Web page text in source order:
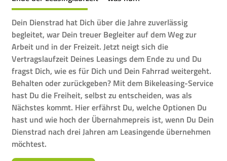
Dein Dienstrad hat Dich über die Jahre zuverlässig
begleitet, war Dein treuer Begleiter auf dem Weg zur
Arbeit und in der Freizeit. Jetzt neigt sich die
Vertragslaufzeit Deines Leasings dem Ende zu und Du
fragst Dich, wie es für Dich und Dein Fahrrad weitergeht.
Behalten oder zurückgeben? Mit dem Bikeleasing-Service
hast Du die Freiheit, selbst zu entscheiden, was als
Nächstes kommt. Hier erfährst Du, welche Optionen Du
hast und wie hoch der Übernahmepreis ist, wenn Du Dein
Dienstrad nach drei Jahren am Leasingende übernehmen
möchtest.